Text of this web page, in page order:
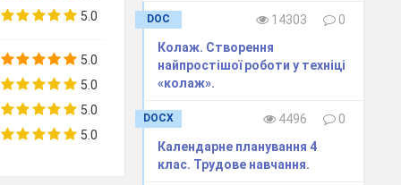
можна
Але з
в русло,
пов’язані з
впливу
5.0
5.0
5.0
5.0
5.0
DOC 14303
0
Колаж. Створення
найпростішої роботи у техніці
«колаж».
DOCX 4496
0
Календарне планування 4
клас. Трудове навчання.